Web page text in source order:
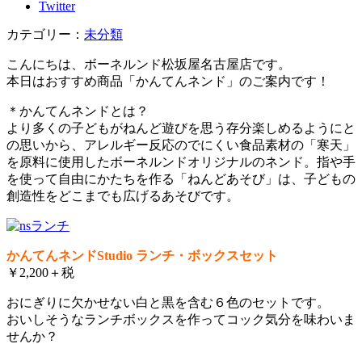
Twitter
カテゴリー： 未分類
こんにちは、ボーネルンド松坂屋名古屋店です。
本日はおすすめ商品「かんてんネンド」のご案内です！
＊かんてんネンドとは？
より多くの子どもがねんど遊びを思う存分楽しめるようにと
の思いから、アレルギー反応のでにくい食品素材の「寒天」
を原料に使用したボーネルンドオリジナルのネンド。指や手
を使って自由にかたちを作る「ねんどあそび」は、子どもの
創造性をどこまでも広げるあそびです。
かんてんネンドStudio ランチ・ボックスセット
￥2,200＋税
おにぎりに欠かせない白と黒を含む６色のセットです。
おいしそうなランチボックスを作ってコック気分を味わいま
せんか？